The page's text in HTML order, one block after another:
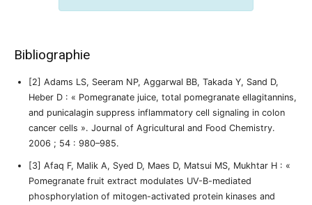
Bibliographie
[2] Adams LS, Seeram NP, Aggarwal BB, Takada Y, Sand D,
Heber D : « Pomegranate juice, total pomegranate ellagitannins,
and punicalagin suppress inflammatory cell signaling in colon
cancer cells ». Journal of Agricultural and Food Chemistry.
2006 ; 54 : 980–985.
[3] Afaq F, Malik A, Syed D, Maes D, Matsui MS, Mukhtar H : «
Pomegranate fruit extract modulates UV-B-mediated
phosphorylation of mitogen-activated protein kinases and